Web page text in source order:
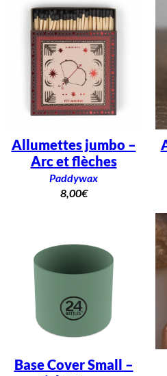
Allumettes jumbo –
Arc et flèches
Paddywax
8,00€
Base Cover Small –